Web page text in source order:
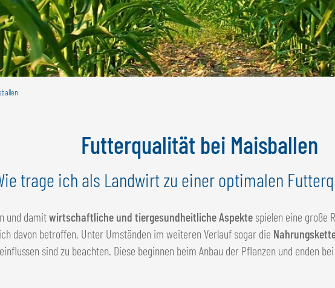
Futterqualität bei Maisballen
trage ich als Landwirt zu einer optimalen
und damitwirtschaftliche und tiergesundheitliche Aspekte spielen eine große
davon betroffen. Unter Umständen im weiteren Verlauf sogar die
sind zu beachten. Diese beginnen beim Anbau der Pflanzen und enden